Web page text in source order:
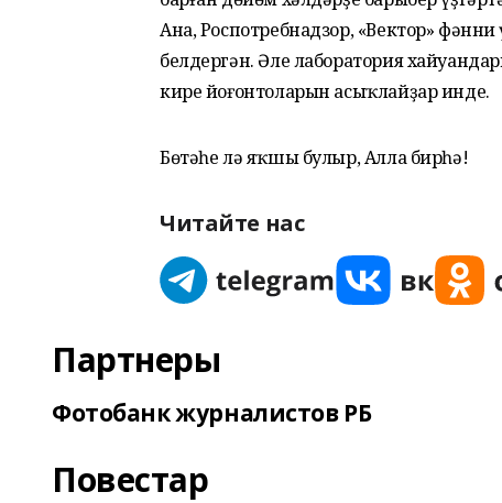
Ана, Роспотребнадзор, «Вектор»
белдергән. Әле лаборатория
кире йоғонтоларын асыҡлайҙар инде.
Бөтәһе лә яҡшы булыр, Алла бирһә!
Читайте нас
Партнеры
Фотобанк журналистов РБ
Повестар